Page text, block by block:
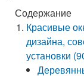
Содержание
Красивые
дизайна,
установки